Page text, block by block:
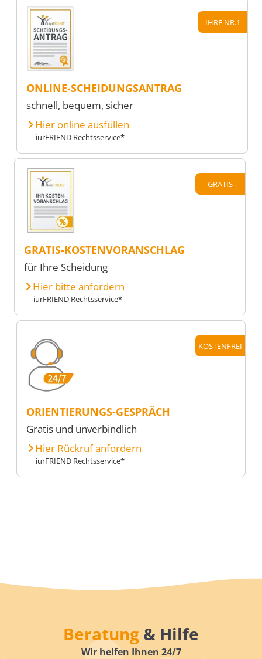
IHRE NR.1
ONLINE-SCHEIDUNGSANTRAG
schnell, bequem, sicher
Hier online ausfüllen
iurFRIEND Rechtsservice*
GRATIS
GRATIS-KOSTENVORANSCHLAG
für Ihre Scheidung
Hier bitte anfordern
iurFRIEND Rechtsservice*
KOSTENFREI
ORIENTIERUNGS-GESPRÄCH
Gratis und unverbindlich
Hier Rückruf anfordern
iurFRIEND Rechtsservice*
Beratung & Hilfe
Wir helfen Ihnen 24/7